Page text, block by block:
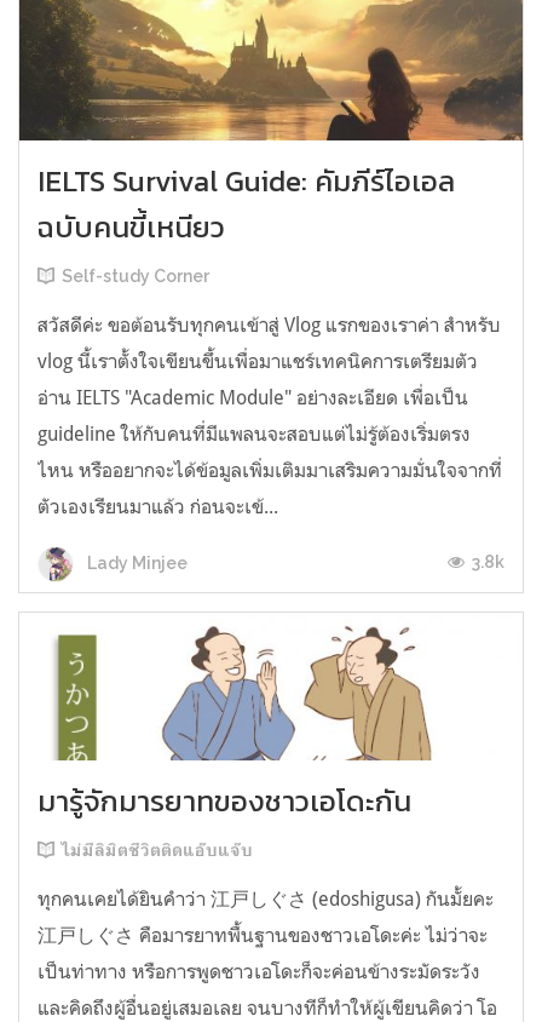
IELTS Survival Guide: คัมภีร์ไอเอล
ฉบับคนขี้เหนียว
Self-study Corner
สวัสดีค่ะ ขอต้อนรับทุกคนเข้าสู่ Vlog แรกของเราค่า สำหรับ
vlog นี้เราตั้งใจเขียนขึ้นเพื่อมาแชร์เทคนิคการเตรียมตัว
อ่าน IELTS "Academic Module" อย่างละเอียด เพื่อเป็น
guideline ให้กับคนที่มีแพลนจะสอบแต่ไม่รู้ต้องเริ่มตรง
ไหน หรืออยากจะได้ข้อมูลเพิ่มเติมมาเสริมความมั่นใจจากที่
ตัวเองเรียนมาแล้ว ก่อนจะเข้...
Lady Minjee 3.8k
มารู้จักมารยาทของชาวเอโดะกัน
ไม่มีลิมิตชีวิตติดแอ๊บแจ๊บ
ทุกคนเคยได้ยินคำว่า 江戸しぐさ (edoshigusa) กันมั้ยคะ
江戸しぐさ คือมารยาทพื้นฐานของชาวเอโดะค่ะ ไม่ว่าจะ
เป็นท่าทาง หรือการพูดชาวเอโดะก็จะค่อนข้างระมัดระวัง
และคิดถึงผู้อื่นอยู่เสมอเลย จนบางทีก็ทำให้ผู้เขียนคิดว่า โอ